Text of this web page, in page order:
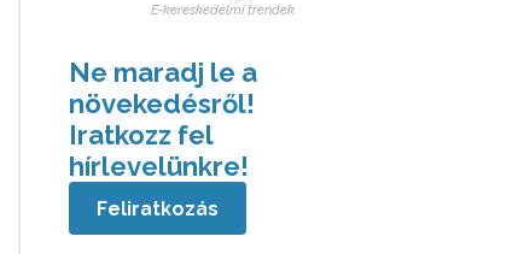
E-kereskedelmi trendek
Ne maradj le a
növekedésről!
Iratkozz fel
hírlevelünkre!
Feliratkozás